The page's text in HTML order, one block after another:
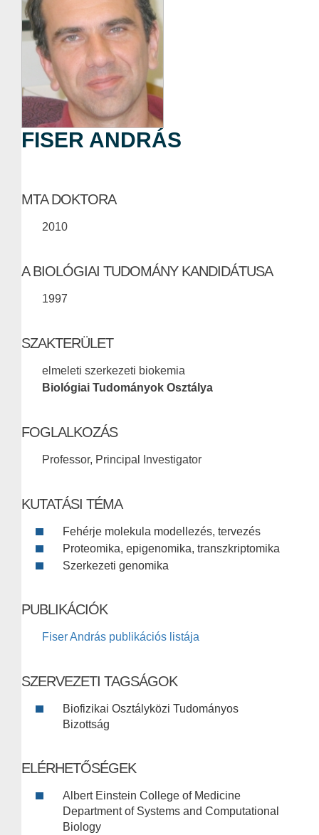
FISER ANDRÁS
MTA DOKTORA
2010
A BIOLÓGIAI TUDOMÁNY KANDIDÁTUSA
1997
SZAKTERÜLET
elmeleti szerkezeti biokemia
Biológiai Tudományok Osztálya
FOGLALKOZÁS
Professor, Principal Investigator
KUTATÁSI TÉMA
Fehérje molekula modellezés, tervezés
Proteomika, epigenomika, transzkriptomika
Szerkezeti genomika
PUBLIKÁCIÓK
Fiser András publikációs listája
SZERVEZETI TAGSÁGOK
Biofizikai Osztályközi Tudományos
Bizottság
ELÉRHETŐSÉGEK
Albert Einstein College of Medicine
Department of Systems and Computational
Biology